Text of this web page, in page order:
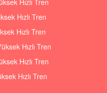
Hızlı Tren
Hızlı Tren
Hızlı Tren
Hızlı Tren
Hızlı Tren
Hızlı Tren